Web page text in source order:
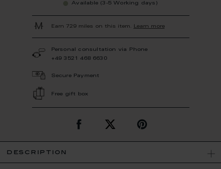
Available (3-5 Working days)
Earn 729 miles on this item. Learn more
Personal consultation via Phone
+49 3521 468 6630
Secure Payment
Free gift box
description